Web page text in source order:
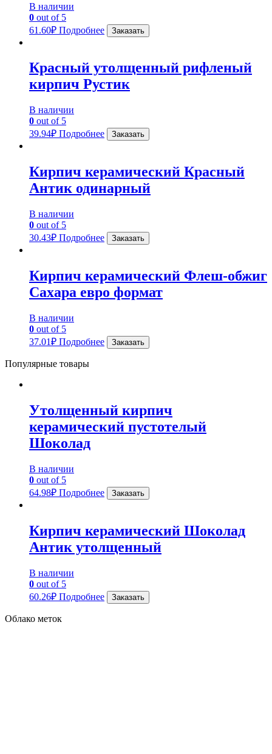
В наличии
0 out of 5
61.60₽ Подробнее Заказать
Красный утолщенный рифленый
кирпич Рустик
В наличии
0 out of 5
39.94₽ Подробнее Заказать
Кирпич керамический Красный
Антик одинарный
В наличии
0 out of 5
30.43₽ Подробнее Заказать
Кирпич керамический Флеш-обжиг
Сахара евро формат
В наличии
0 out of 5
37.01₽ Подробнее Заказать
Популярные товары
Утолщенный кирпич
керамический пустотелый
Шоколад
В наличии
0 out of 5
64.98₽ Подробнее Заказать
Кирпич керамический Шоколад
Антик утолщенный
В наличии
0 out of 5
60.26₽ Подробнее Заказать
Облако меток